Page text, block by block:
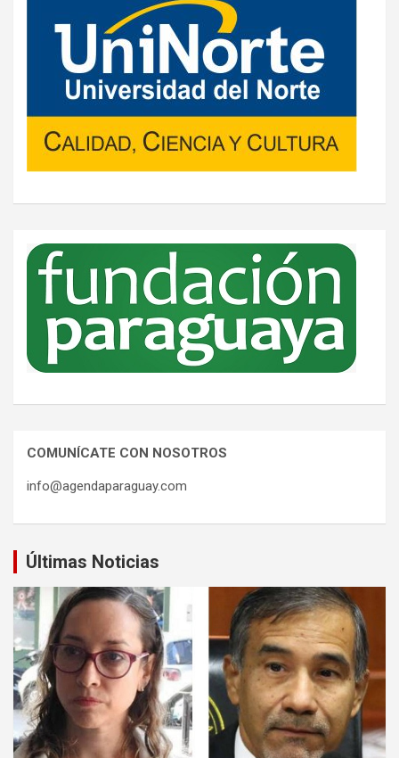
COMUNÍCATE CON NOSOTROS
info@agendaparaguay.com
Últimas Noticias